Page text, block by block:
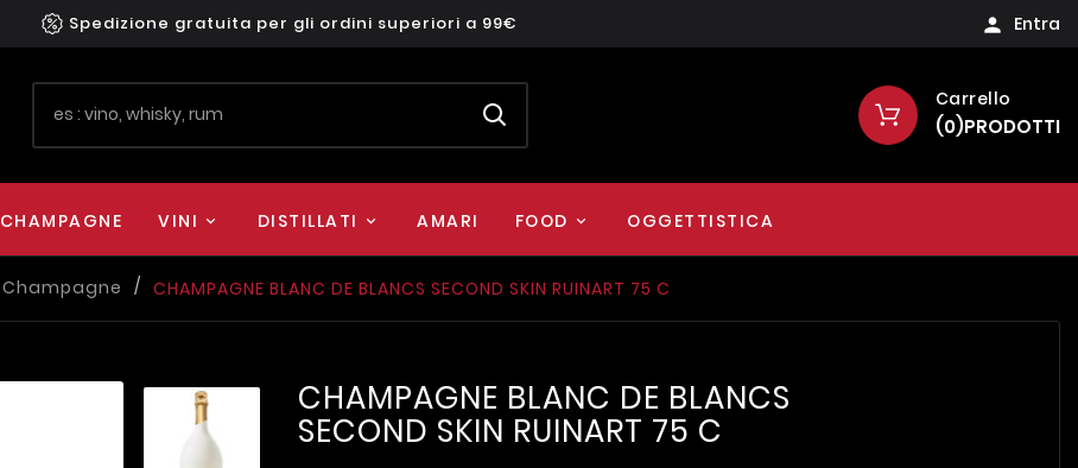
Spedizione gratuita per gli ordini superiori a 99€  Entra
Carrello
(0)PRODOTTI
CHAMPAGNE VINI DISTILLATI AMARI FOOD OGGETTISTICA
Champagne CHAMPAGNE BLANC DE BLANCS SECOND SKIN RUINART 75 C
CHAMPAGNE BLANC DE BLANCS
SECOND SKIN RUINART 75 C